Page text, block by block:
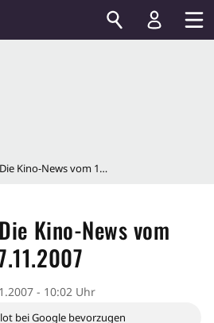
Filmspot - Die Kino-News vom 17.11.2007
Kino-News vom
- 10:02 Uhr
bei Google bevorzugen